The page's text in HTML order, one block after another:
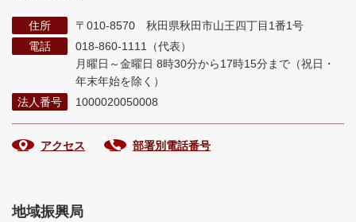
住所
〒010-8570 秋田県秋田市山王四丁目1番1号
電話
018-860-1111（代表）
月曜日～金曜日 8時30分から17時15分まで （祝日・
年末年始を除く）
法人番号
1000020050008
アクセス 部署別電話番号
地域振興局